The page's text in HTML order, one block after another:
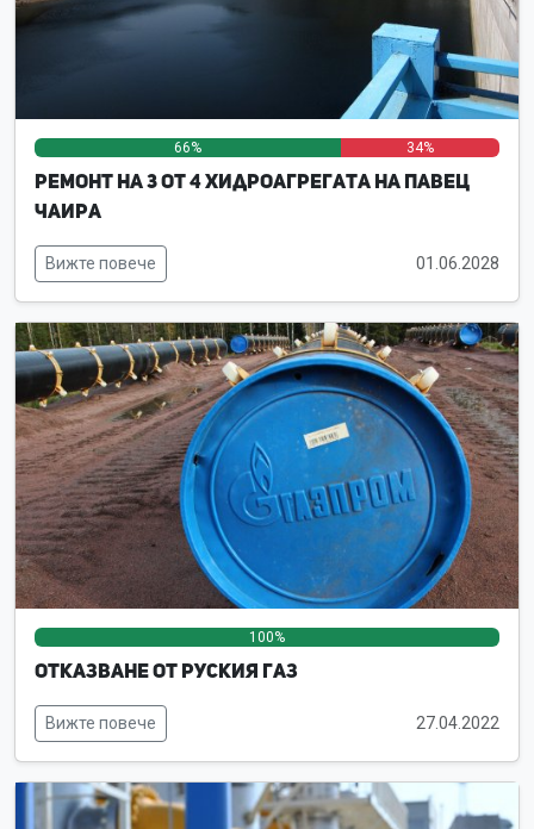
66% 34%
Ремонт на 3 от 4 хидроагрегата на ПАВЕЦ
Чаира
Вижте повече 01.06.2028
100%
Отказване от руския газ
Вижте повече 27.04.2022